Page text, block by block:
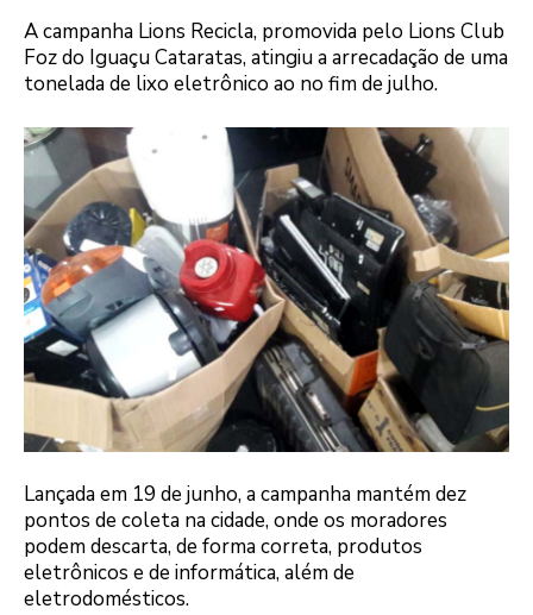
A campanha Lions Recicla, promovida pelo Lions Club
Foz do Iguaçu Cataratas, atingiu a arrecadação de uma
tonelada de lixo eletrônico ao no fim de julho.
Lançada em 19 de junho, a campanha mantém dez
pontos de coleta na cidade, onde os moradores
podem descarta, de forma correta, produtos
eletrônicos e de informática, além de
eletrodomésticos.